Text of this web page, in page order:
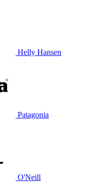
Helly Hansen
Patagonia
O'Neill